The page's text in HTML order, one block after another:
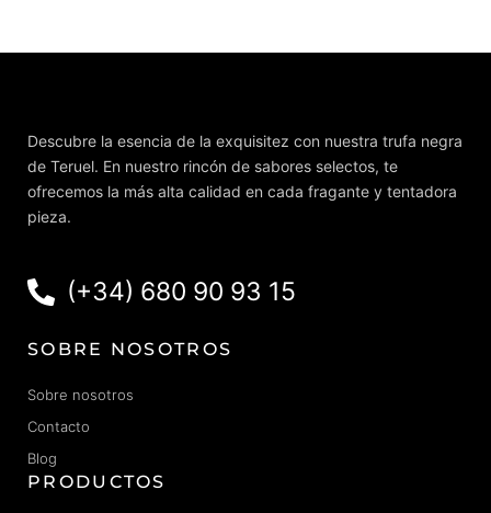
Descubre la esencia de la exquisitez con nuestra trufa negra
de Teruel. En nuestro rincón de sabores selectos, te
ofrecemos la más alta calidad en cada fragante y tentadora
pieza.
(+34) 680 90 93 15
SOBRE NOSOTROS
Sobre nosotros
Contacto
Blog
PRODUCTOS